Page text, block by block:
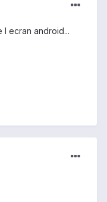
l ecran android...